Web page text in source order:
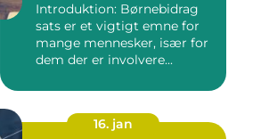
Introduktion: Børnebidrag
sats er et vigtigt emne for
mange mennesker, især for
dem der er involvere...
16. jan